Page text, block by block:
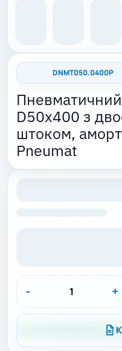
DNMT050.0400P
D50x400 з
штоком,
Pneumat
- +